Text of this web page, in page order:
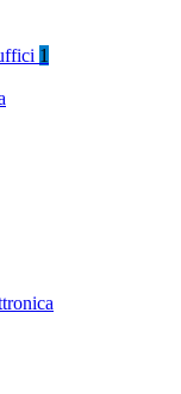
1